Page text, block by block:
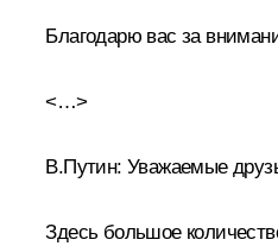
Благодарю вас за
<…>
В.Путин: Уважаемые
Здесь большое